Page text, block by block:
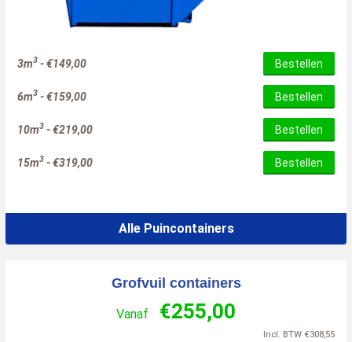
3m3 -€149,00 Bestellen
6m3 -€159,00 Bestellen
10m3 -€219,00 Bestellen
15m3 -€319,00 Bestellen
Alle Puincontainers
Grofvuil containers
Vanaf €255,00
Incl. BTW €308,55